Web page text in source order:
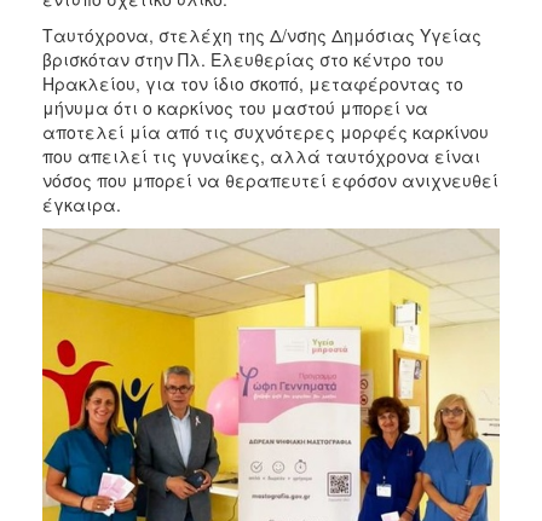
Ταυτόχρονα, στελέχη της Δ/νσης Δημόσιας Υγείας
βρισκόταν στην Πλ. Ελευθερίας στο κέντρο του
Ηρακλείου, για τον ίδιο σκοπό, μεταφέροντας το
μήνυμα ότι ο καρκίνος του μαστού μπορεί να
αποτελεί μία από τις συχνότερες μορφές καρκίνου
που απειλεί τις γυναίκες, αλλά ταυτόχρονα είναι
νόσος που μπορεί να θεραπευτεί εφόσον ανιχνευθεί
έγκαιρα.